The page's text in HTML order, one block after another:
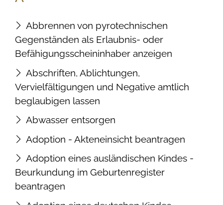
Abbrennen von pyrotechnischen
Gegenständen als Erlaubnis- oder
Befähigungsscheininhaber anzeigen
Abschriften, Ablichtungen,
Vervielfältigungen und Negative amtlich
beglaubigen lassen
Abwasser entsorgen
Adoption - Akteneinsicht beantragen
Adoption eines ausländischen Kindes -
Beurkundung im Geburtenregister
beantragen